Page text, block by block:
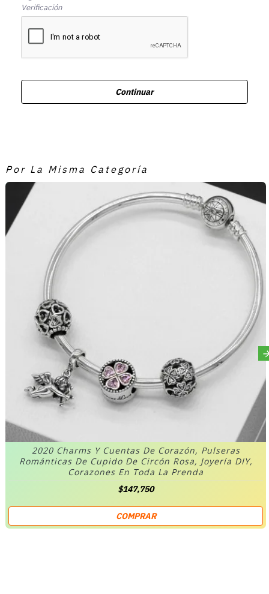
Verificación
Continuar
Por La Misma Categoría
2020 Charms Y Cuentas De Corazón, Pulseras
Románticas De Cupido De Circón Rosa, Joyería DIY,
Corazones En Toda La Prenda
$147,750
COMPRAR